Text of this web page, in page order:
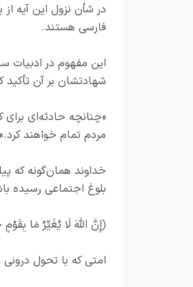
در شأن نزول این آیه
فارسی هستند.
این مفهوم در ادبیات
شهادتشان بر آن تأکید
«چنانچه حادثه‌ای
مردم تمام خواهند کرد.»
خداوند همان‌گونه که
بلوغ اجتماعی رسیده
﴿إِنَّ اللَّهَ لَا يُغَيِّرُ مَا
امتی که با تحول